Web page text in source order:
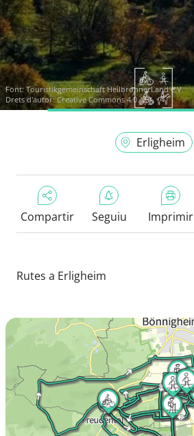
Font: Touristikgemeinschaft HeilbronnerLand e.V.
Drets d'autor: Creative Commons 4.0
Erligheim
Compartir Seguiu Imprimir
Rutes a Erligheim